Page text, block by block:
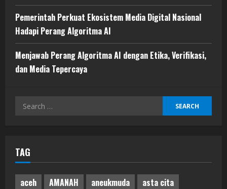
Pemerintah Perkuat Ekosistem Media Digital Nasional
Hadapi Perang Algoritma AI
Menjawab Perang Algoritma AI dengan Etika, Verifikasi,
dan Media Tepercaya
Search
TAG
aceh AMANAH aneukmuda
asta cita